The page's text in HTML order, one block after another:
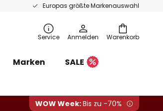
Europas größte Markenauswahl
Warenkorb
Service Anmelden
Marken
SALE
WOW Week:Bis zu -70%